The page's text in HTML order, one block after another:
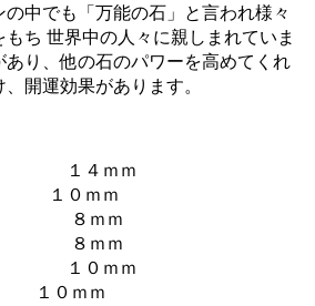
中でも「万能の石」と言われ様々
ち 世界中の人々に親しまれていま
り、他の石のパワーを高めてくれ
開運効果があります。
１４ｍｍ
０ｍｍ
８ｍｍ
８ｍｍ
１０ｍｍ
０ｍｍ